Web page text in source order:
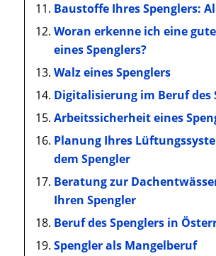
Baustoffe Ihres Spenglers:
Woran erkenne ich eine
eines Spenglers?
Walz eines Spenglers
Digitalisierung im Beruf des
Arbeitssicherheit eines
Planung Ihres
dem Spengler
Beratung zur
Ihren Spengler
Beruf des Spenglers in
Spengler als Mangelberuf